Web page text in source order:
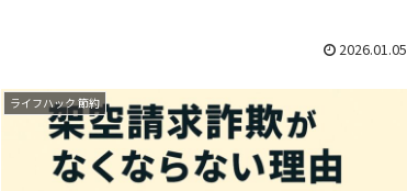
2026.01.05
ライフハック 節約